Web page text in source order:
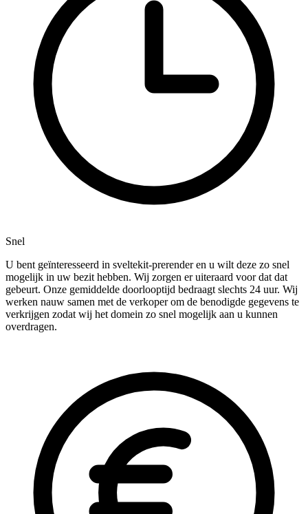
Snel
U bent geïnteresseerd in sveltekit-prerender en u wilt deze zo snel
mogelijk in uw bezit hebben. Wij zorgen er uiteraard voor dat dat
gebeurt. Onze gemiddelde doorlooptijd bedraagt slechts 24 uur. Wij
werken nauw samen met de verkoper om de benodigde gegevens te
verkrijgen zodat wij het domein zo snel mogelijk aan u kunnen
overdragen.